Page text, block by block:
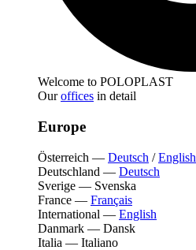
Welcome to POLOPLAST
Ouroffices in detail
Europe
Österreich — Deutsch /English
Deutschland — Deutsch
Sverige — Svenska
France — Français
International — English
Danmark — Dansk
Italia — Italiano